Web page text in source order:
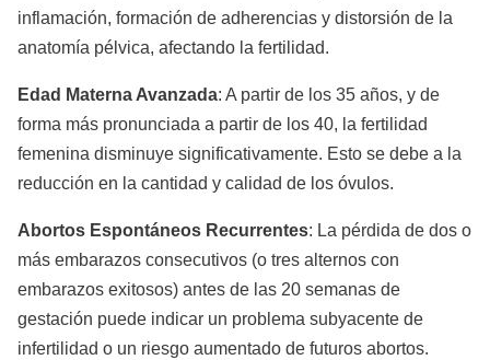
inflamación, formación de adherencias y distorsión de la
anatomía pélvica, afectando la fertilidad.
Edad Materna Avanzada: A partir de los 35 años, y de
forma más pronunciada a partir de los 40, la fertilidad
femenina disminuye significativamente. Esto se debe a la
reducción en la cantidad y calidad de los óvulos.
Abortos Espontáneos Recurrentes: La pérdida de dos o
más embarazos consecutivos (o tres alternos con
embarazos exitosos) antes de las 20 semanas de
gestación puede indicar un problema subyacente de
infertilidad o un riesgo aumentado de futuros abortos.